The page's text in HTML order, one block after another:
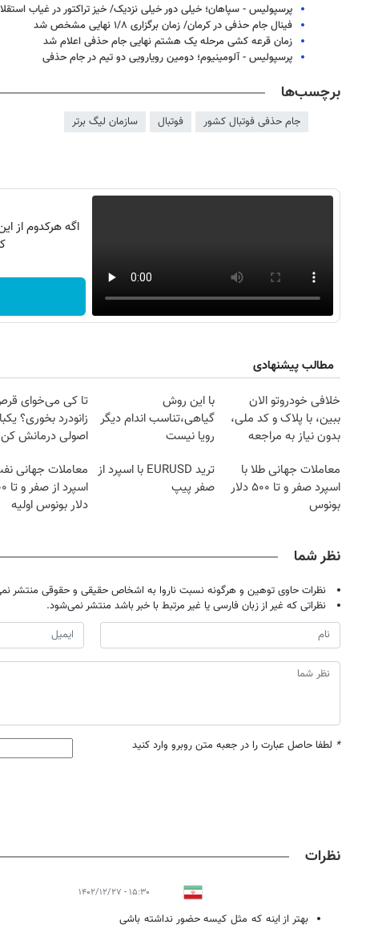
پرسپولیس - سپاهان؛ خیلی دور خیلی نزدیک/ خیز تراکتور در غیاب
فینال جام حذفی در کرمان/ زمان برگزاری ۱/۸ نهایی مشخص شد
زمان قرعه کشی مرحله یک هشتم نهایی جام حذفی اعلام شد
پرسپولیس - آلومینیوم؛ دومین رویارویی دو تیم در جام حذفی
برچسب‌ها
جام حذفی فوتبال کشور فوتبال سازمان لیگ برتر
اگه هرکدوم از
مطالب پیشنهادی
خلافی خودروتو الان
ببین، با پلاک و کد ملی،
بدون نیاز به مراجعه
با این روش
گیاهی،تناسب اندام دیگر
رویا نیست
تا کی می‌خوای
زانودرد بخوری؟
اصولی درمانش کن
معاملات جهانی طلا با
اسپرد صفر و تا ۵۰۰ دلار
بونوس
ترید EURUSD با اسپرد از
صفر پیپ
معاملات جهانی
دلار بونوس اولیه
نظر شما
نظرات حاوی توهین و هرگونه نسبت ناروا به اشخاص حقیقی و حقوقی منتشر
نظراتی که غیر از زبان فارسی یا غیر مرتبط با خبر باشد منتشر نمی‌شود.
* لطفا حاصل عبارت را در جعبه متن روبرو وارد کنید
نظرات
۱۵:۳۰ - ۱۴۰۲/۱۲/۲۷
بهتر از اینه که مثل کیسه حضور نداشته باشی
روزنامه‌های صبح شنبه ۱۷ مرداد ۱۴۰۵